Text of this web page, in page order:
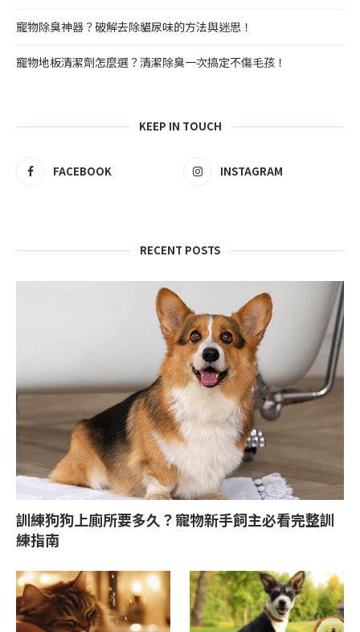
寵物除臭神器？破解去除貓尿味的方法與迷思！
寵物地板清潔劑怎麼選？清潔除臭一次搞定不傷毛孩！
KEEP IN TOUCH
FACEBOOK INSTAGRAM
RECENT POSTS
訓練狗狗上廁所要多久？寵物新手飼主必看完整訓
練指南